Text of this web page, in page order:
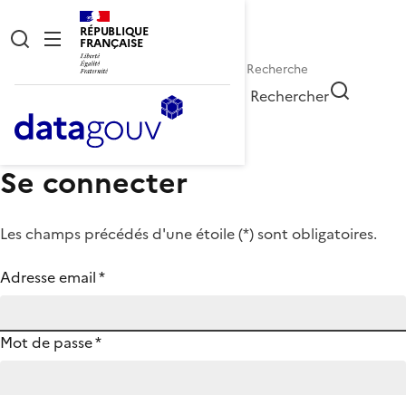
RÉPUBLIQUE
FRANÇAISE
Rechercher
Se connecter
Les champs précédés d'une étoile (*) sont obligatoires.
Adresse email*
Mot de passe*